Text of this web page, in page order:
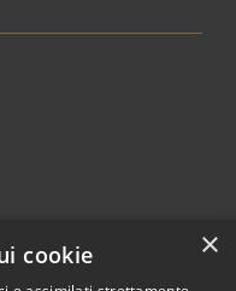
×
cookie